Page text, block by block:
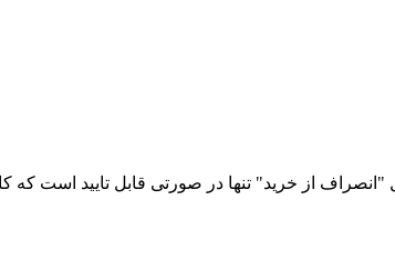
از خرید" تنها در صورتی قابل تایید است که